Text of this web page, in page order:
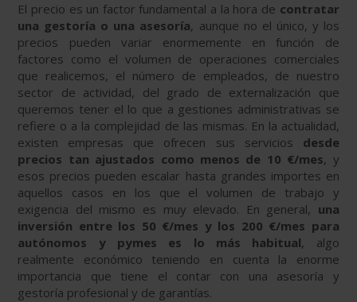
El precio es un factor fundamental a la hora de contratar
una gestoría o una asesoría, aunque no el único, y los
precios pueden variar enormemente en función de
factores como el volumen de operaciones comerciales
que realicemos, el número de empleados, de nuestro
sector de actividad, del grado de externalización que
queremos tener el lo que a gestiones administrativas se
refiere o a la complejidad de las mismas. En la actualidad,
existen empresas que ofrecen sus servicios desde
precios tan ajustados como menos de 10 €/mes, y
esos precios pueden escalar hasta grandes importes en
aquellos casos en los que el volumen de trabajo y
exigencia del mismo es muy elevado. En general, una
inversión entre los 50 €/mes y los 200 €/mes para
autónomos y pymes es lo más habitual, algo
realmente económico teniendo en cuenta la enorme
importancia que tiene el contar con una asesoría y
gestoría profesional y de garantías.